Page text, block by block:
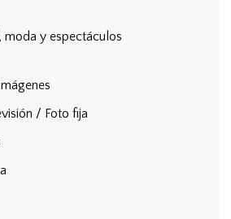
moda y espectáculos
/ Foto fija